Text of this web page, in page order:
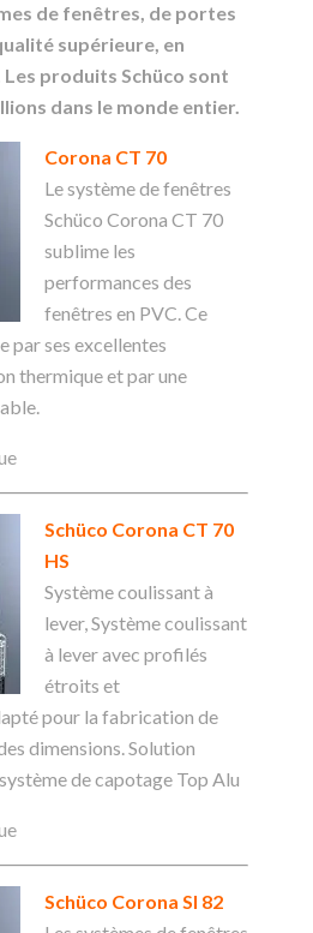
de fenêtres, de portes
supérieure, en
Les produits Schüco sont
dans le monde entier.
Corona CT 70
Le système de fenêtres
Schüco Corona CT 70
sublime les
performances des
fenêtres en PVC. Ce
par ses excellentes
thermique et par une
Schüco Corona CT 70
HS
Système coulissant à
lever, Système coulissant
à lever avec profilés
étroits et
pour la fabrication de
dimensions. Solution
de capotage Top Alu
Schüco Corona SI 82